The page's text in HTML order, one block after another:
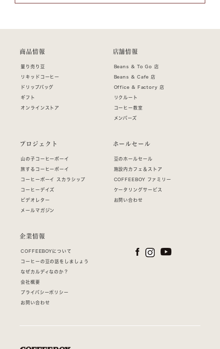
商品情報
量り売り豆
リキッドコーヒー
ドリップバッグ
ギフト
オンラインストア
店舗情報
Beans & To Go 店
Beans & Cafe 店
Office & Factory 店
リクルート
コーヒー教室
メンバーズ
プロジェクト
山の子コーヒーボーイ
旅するコーヒーボーイ
コーヒーボーイ スカラシップ
コーヒーデイズ
ビデオレター
メールマガジン
ホールセール
豆のホールセール
施設内カフェ＆ストア
COFFEEBOY ファミリー
ケータリングサービス
お問い合わせ
企業情報
COFFEEBOYについて
コーヒーの豆の話をしましょう
なぜカルディなのか？
会社概要
プライバシーポリシー
お問い合わせ